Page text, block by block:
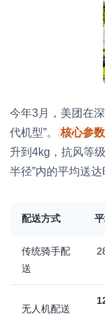
今年3月，美团在
代机型”。
核心参
升到4kg，抗风等
半径”内的平均送
配送方式
传统骑手配
送
无人机配送